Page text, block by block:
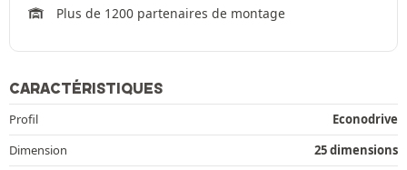
Plus de 1200 partenaires de montage
CARACTÉRISTIQUES
Profil
Econodrive
Dimension
25 dimensions